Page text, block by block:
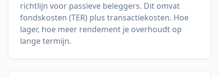
richtlijn voor passieve beleggers. Dit omvat
fondskosten (TER) plus transactiekosten. Hoe
lager, hoe meer rendement je overhoudt op
lange termijn.